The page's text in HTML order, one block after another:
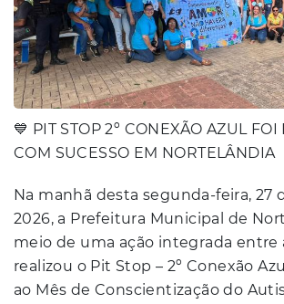
💙 PIT STOP 2º CONEXÃO AZUL
COM SUCESSO EM NORTELÂNDIA
Na manhã desta segunda-feira, 27
2026, a Prefeitura Municipal de
meio de uma ação integrada entre
realizou o Pit Stop – 2º Conexão
ao Mês de Conscientização do